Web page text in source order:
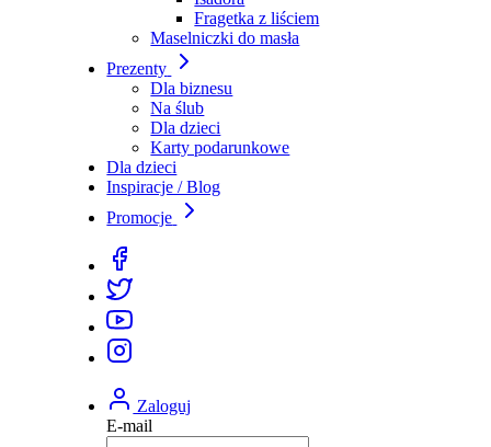
Fragetka z liściem
Maselniczki do masła
Prezenty
Dla biznesu
Na ślub
Dla dzieci
Karty podarunkowe
Dla dzieci
Inspiracje / Blog
Promocje
Zaloguj
E-mail